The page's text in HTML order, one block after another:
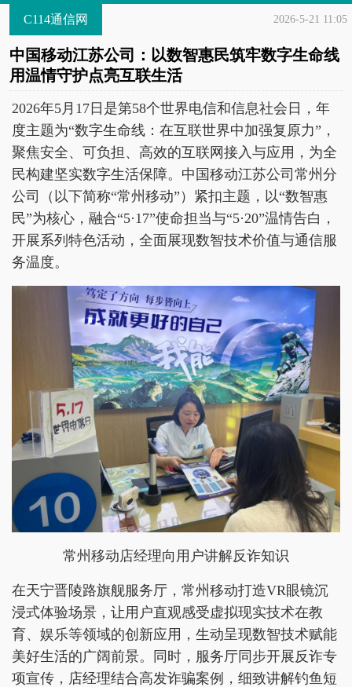
C114通信网 2026-5-21 11:05
中国移动江苏公司：以数智惠民筑牢数字生命线
用温情守护点亮互联生活
2026年5月17日是第58个世界电信和信息社会日，年
度主题为“数字生命线：在互联世界中加强复原力”，
聚焦安全、可负担、高效的互联网接入与应用，为全
民构建坚实数字生活保障。中国移动江苏公司常州分
公司（以下简称“常州移动”）紧扣主题，以“数智惠
民”为核心，融合“5·17”使命担当与“5·20”温情告白，
开展系列特色活动，全面展现数智技术价值与通信服
务温度。
常州移动店经理向用户讲解反诈知识
在天宁晋陵路旗舰服务厅，常州移动打造VR眼镜沉
浸式体验场景，让用户直观感受虚拟现实技术在教
育、娱乐等领域的创新应用，生动呈现数智技术赋能
美好生活的广阔前景。同时，服务厅同步开展反诈专
项宣传，店经理结合高发诈骗案例，细致讲解钓鱼短